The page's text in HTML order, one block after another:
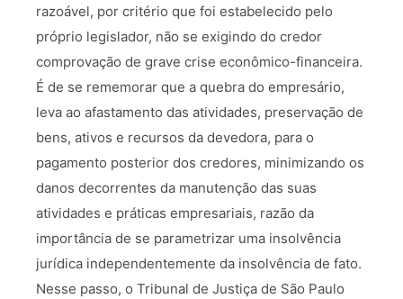
razoável, por critério que foi estabelecido pelo
próprio legislador, não se exigindo do credor
comprovação de grave crise econômico-financeira.
É de se rememorar que a quebra do empresário,
leva ao afastamento das atividades, preservação de
bens, ativos e recursos da devedora, para o
pagamento posterior dos credores, minimizando os
danos decorrentes da manutenção das suas
atividades e práticas empresariais, razão da
importância de se parametrizar uma insolvência
jurídica independentemente da insolvência de fato.
Nesse passo, o Tribunal de Justiça de São Paulo